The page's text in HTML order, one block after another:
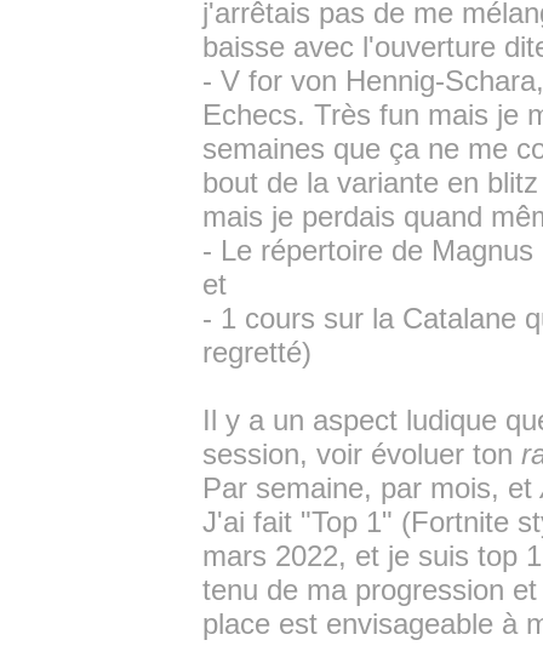
j'arrêtais pas de me
baisse avec l'ouverture
- V for von Hennig-
Echecs. Très fun mais je
semaines que ça ne me
bout de la variante en
mais je perdais quand
- Le répertoire de
et
- 1 cours sur la Catalane
regretté)
Il y a un aspect ludique
session, voir évoluer ton
Par semaine, par mois, et
J'ai fait "Top 1" (Fortnite
mars 2022, et je suis top
tenu de ma progression
place est envisageable à